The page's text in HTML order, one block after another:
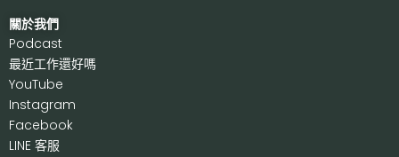
關於我們
Podcast
最近工作還好嗎
YouTube
Instagram
Facebook
LINE 客服